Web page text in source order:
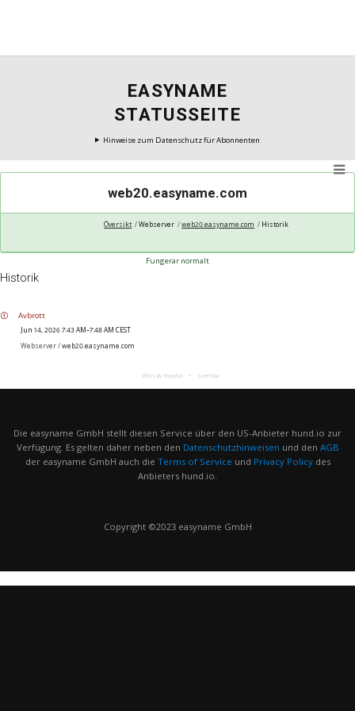
EASYNAME
STATUSSEITE
Hinweise zum Datenschutz für Abonnenten
web20.easyname.com
Översikt Webserver web20.easyname.com Historik
Fungerar normalt
Historik
Avbrott
Jun 14, 2026 7:43 AM–7:48 AM CEST
Webserver /web20.easyname.com
Drivs av Hund.io Svenska
Die easyname GmbH stellt diesen Service über den US-Anbieter hund.io zur
Verfügung. Es gelten daher neben den Datenschutzhinweisen und den AGB
der easyname GmbH auch die Terms of Service und Privacy Policydes
Anbieters hund.io.
Copyright ©2023 easyname GmbH